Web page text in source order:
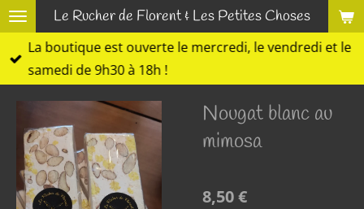
Passer
contenu
principal
Le Rucher de Florent & Les Petites Choses
La boutique est ouverte le mercredi, le vendredi et le
samedi de 9h30 à 18h !
Nougat blanc au
mimosa
8,50 €